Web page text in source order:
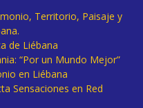
Territorio, Paisaje y
de Liébana
“Por un Mundo Mejor”
en Liébana
Sensaciones en Red